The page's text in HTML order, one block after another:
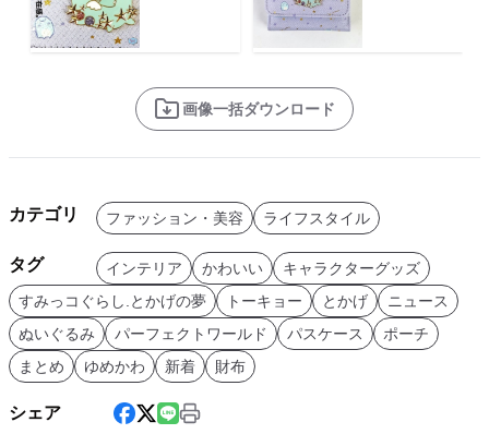
画像一括ダウンロード
カテゴリ ファッション・美容 ライフスタイル
タグ インテリア かわいい
キャラクターグッズ
すみっコぐらし.とかげの夢
トーキョー とかげ
ニュース
ぬいぐるみ
パーフェクトワールド パスケース
ポーチ
まとめ
ゆめかわ 新着 財布
シェア